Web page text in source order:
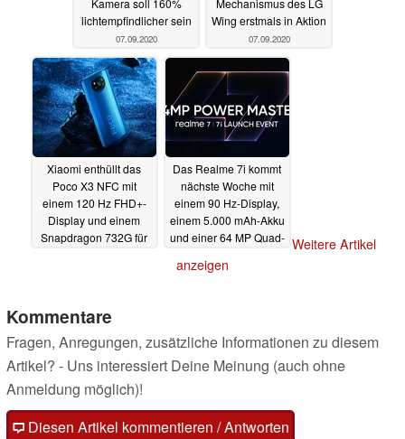
lichtempfindlicher sein
07.09.2020
Wing erstmals in Aktion
07.09.2020
Xiaomi enthüllt das
Poco X3 NFC mit
einem 120 Hz FHD+-
Display und einem
Snapdragon 732G für
Das Realme 7i kommt
nächste Woche mit
einem 90 Hz-Display,
einem 5.000 mAh-Akku
und einer 64 MP Quad- Weitere Artikel
anzeigen
Kommentare
Fragen, Anregungen, zusätzliche Informationen zu diesem
Artikel? - Uns interessiert Deine Meinung (auch ohne
Anmeldung möglich)!
Diesen Artikel kommentieren / Antworten